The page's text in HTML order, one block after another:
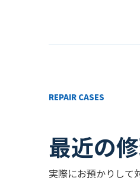
REPAIR CASES
最近の
実際にお預かりして